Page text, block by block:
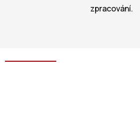
zpracování.